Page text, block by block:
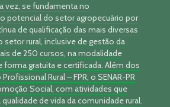
vez, se fundamenta no
potencial do setor agropecuário por
de qualificação das mais diversas
setor rural, inclusive de gestão da
de 250 cursos, na modalidade
gratuita e certificada. Além dos
Rural – FPR, o SENAR-PR
Social, com atividades que
de vida da comunidade rural.